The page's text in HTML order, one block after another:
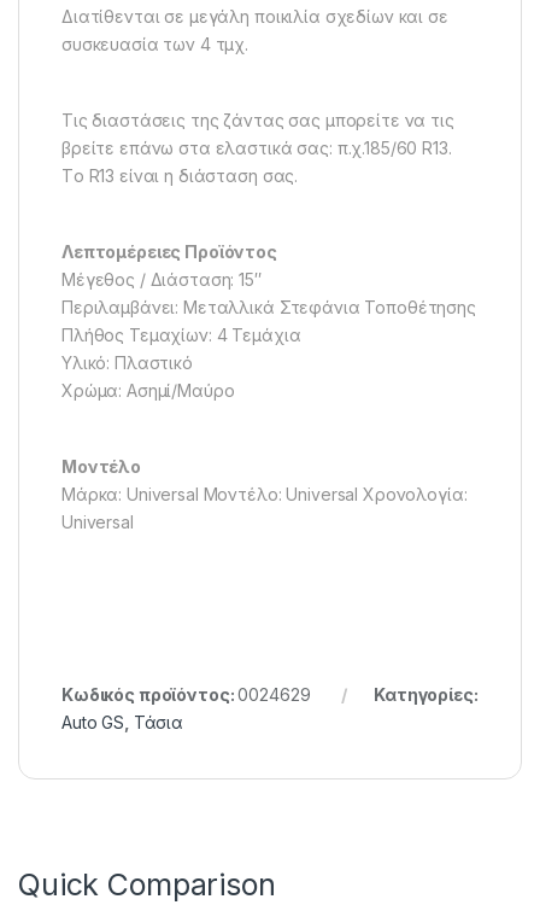
Διατίθενται σε μεγάλη ποικιλία σχεδίων και σε
συσκευασία των 4 τμχ.
Τις διαστάσεις της ζάντας σας μπορείτε να τις
βρείτε επάνω στα ελαστικά σας: π.χ.185/60 R13.
Tο R13 είναι η διάσταση σας.
Λεπτομέρειες Προϊόντος
Μέγεθος / Διάσταση: 15″
Περιλαμβάνει: Μεταλλικά Στεφάνια Τοποθέτησης
Πλήθος Τεμαχίων: 4 Τεμάχια
Υλικό: Πλαστικό
Χρώμα: Ασημί/Μαύρο
Μοντέλο
Μάρκα: Universal Μοντέλο: Universal Χρονολογία:
Universal
Κωδικός προϊόντος:0024629
Κατηγορίες:
Auto GS Τάσια
Quick Comparison